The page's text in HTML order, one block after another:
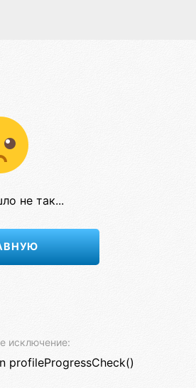
не так...
исключение:
profileProgressCheck()